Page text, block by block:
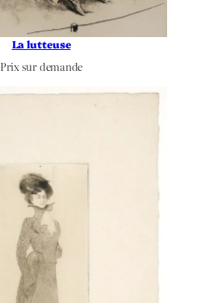
La lutteuse
Prix sur demande